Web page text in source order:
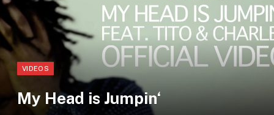
VIDEOS
My Head is Jumpin‘